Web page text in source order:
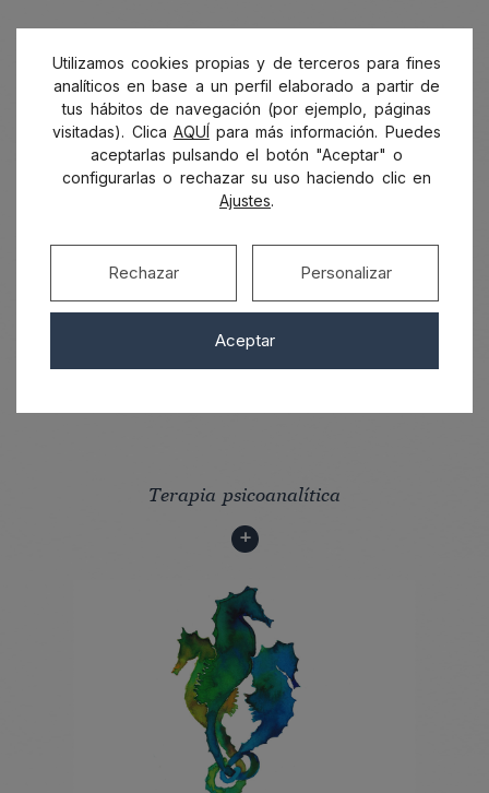
Terapia Gestalt
Terapia psicoanalítica
Utilizamos cookies propias y de terceros para fines
analíticos en base a un perfil elaborado a partir de
tus hábitos de navegación (por ejemplo, páginas
visitadas). Clica AQUÍ para más información. Puedes
aceptarlas pulsando el botón "Aceptar" o
configurarlas o rechazar su uso haciendo clic en
Ajustes.
Aceptar
Rechazar Personalizar